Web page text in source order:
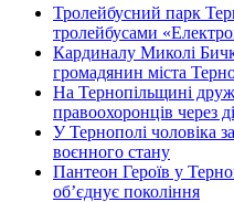
Тролейбусний парк
тролейбусами
Кардиналу Миколі
громадянин міста
На Тернопільщині
правоохоронців через
У Тернополі чоловіка
воєнного стану
Пантеон Героїв у
об’єднує покоління